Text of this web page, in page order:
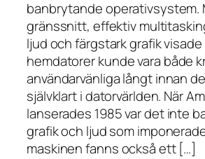
banbrytande operativsystem.
gränssnitt, effektiv
ljud och färgstark grafik
hemdatorer kunde vara både
användarvänliga långt innan
självklart i datorvärlden. När
lanserades 1985 var det inte
grafik och ljud som
maskinen fanns också ett […]